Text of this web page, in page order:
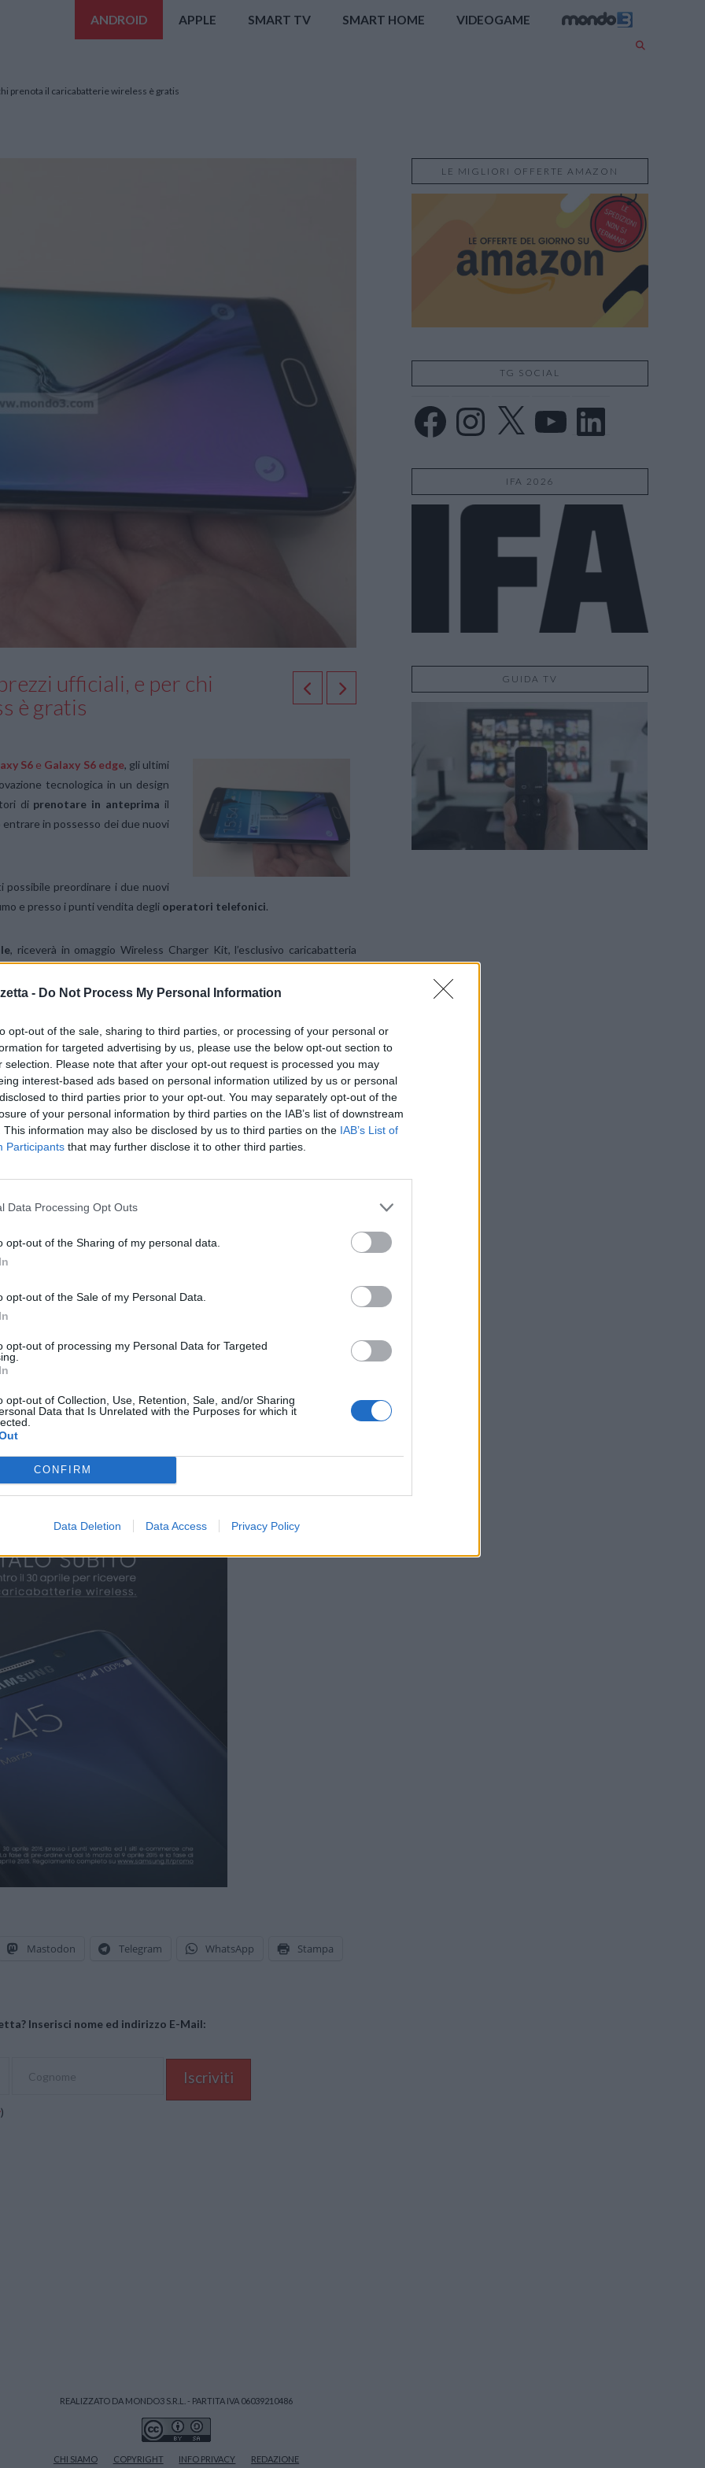
- Do Not Process My Personal Information
opt-out of the sale, sharing to third parties, or processing of your personal or
for targeted advertising by us, please use the below opt-out section to
selection. Please note that after your opt-out request is processed you may
interest-based ads based on personal information utilized by us or personal
to third parties prior to your opt-out. You may separately opt-out of the
of your personal information by third parties on the IAB’s list of downstream
This information may also be disclosed by us to third parties on the IAB’s List of
Participants that may further disclose it to other third parties.
Data Processing Opt Outs
opt-out of the Sharing of my personal data.
opt-out of the Sale of my Personal Data.
opt-out of processing my Personal Data for Targeted
opt-out of Collection, Use, Retention, Sale, and/or Sharing
Data that Is Unrelated with the Purposes for which it
CONFIRM
Data Deletion Data Access Privacy Policy
ANDROID APPLE SMART TV SMART HOME VIDEOGAME
prenota il caricabatterie wireless è gratis
ufficiali, e per chi
è gratis
S6 e Galaxy S6 edge, gli ultimi
tecnologica in un design
di prenotare in anteprima il
in possesso dei due nuovi
possibile preordinare i due nuovi
e presso i punti vendita degli operatori telefonici.
, riceverà in omaggio Wireless Charger Kit, l’esclusivo caricabatteria
integrata” per Galaxy S6 e Galaxy S6 edge.
colori Bianco Perla, Nero Zaffiro, Oro Platino per entrambi i dispositivi,
S6 edge, ai seguenti prezzi consigliati al pubblico:
del colore desiderati.
il punto vendita più vicino saranno disponibili a partire da lunedì 16
Mastodon Telegram WhatsApp Stampa
Inserisci nome ed indirizzo E-Mail:
)
LE MIGLIORI OFFERTE AMAZON
TG SOCIAL
Facebook Instagram YouTube LinkedIn
IFA 2026
GUIDA TV
REALIZZATO DA MONDO3 S.R.L. - PARTITA IVA 06039210486
CHI SIAMO COPYRIGHT INFO PRIVACY REDAZIONE